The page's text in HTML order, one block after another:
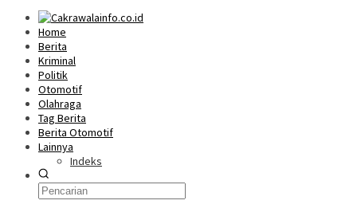
Home
Berita
Kriminal
Politik
Otomotif
Olahraga
Tag Berita
Berita Otomotif
Lainnya
Indeks